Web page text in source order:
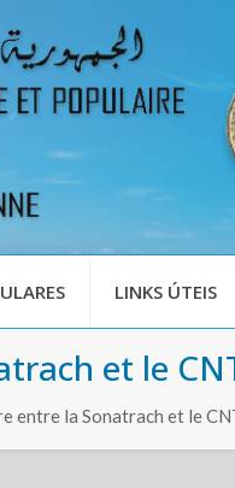
LINKS ÚTEIS
et le
entre la Sonatrach et le